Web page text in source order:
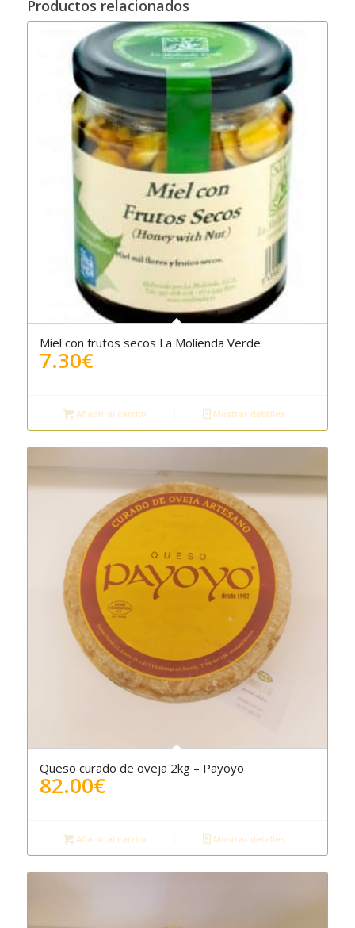
Productos relacionados
5.00
Miel con frutos secos La Molienda Verde
7.30€
Añadir al carrito Mostrar detalles
Queso curado de oveja 2kg – Payoyo
82.00€
Añadir al carrito Mostrar detalles